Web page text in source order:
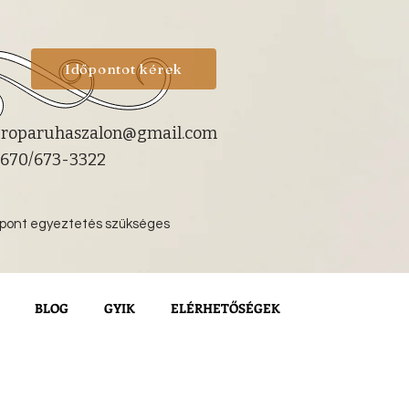
673-3322
egyeztetés szükséges
Időpontot kérek
BLOG GYIK ELÉRHETŐSÉGEK